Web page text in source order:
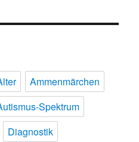
Ammenmärchen
Spektrum
Diagnostik